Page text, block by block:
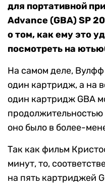
для портативной
Advance (GBA) SP
о том, как ему это
посмотреть на
На самом деле,
один картридж, а на
один картридж GBA
оно было в более-
Так как фильм
минут, то,
на пять картриджей